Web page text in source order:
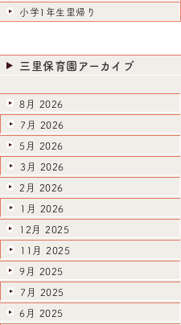
小学1年生里帰り
三里保育園アーカイブ
8月 2026
7月 2026
5月 2026
3月 2026
2月 2026
1月 2026
12月 2025
11月 2025
9月 2025
7月 2025
6月 2025